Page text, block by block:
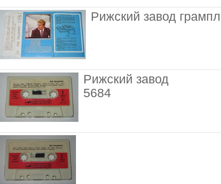
Рижский завод
Рижский завод
5684